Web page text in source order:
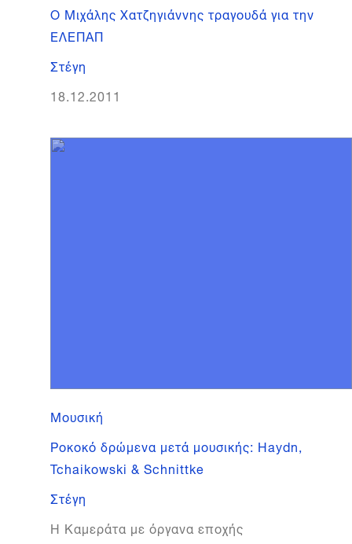
Ο Μιχάλης Χατζηγιάννης τραγουδά για την
ΕΛΕΠΑΠ
Στέγη
18.12.2011
Μουσική
Ροκοκό δρώμενα μετά μουσικής: Haydn,
Tchaikowski & Schnittke
Στέγη
Η Καμεράτα με όργανα εποχής